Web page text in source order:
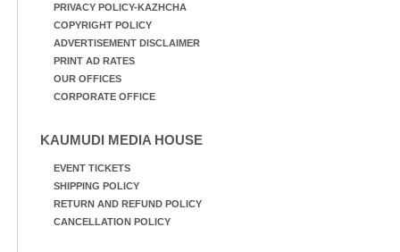
PRIVACY POLICY-KAZHCHA
COPYRIGHT POLICY
ADVERTISEMENT DISCLAIMER
PRINT AD RATES
OUR OFFICES
CORPORATE OFFICE
KAUMUDI MEDIA HOUSE
EVENT TICKETS
SHIPPING POLICY
RETURN AND REFUND POLICY
CANCELLATION POLICY